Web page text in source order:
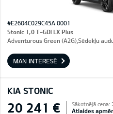
#E2604C029C45A 0001
Stonic 1,0 T-GDI LX Plus
Adventurous Green (A2G),Sēdekļu
MAN INTERESĒ
KIA STONIC
20 241 € Sākotnējā cena:
Atlaides